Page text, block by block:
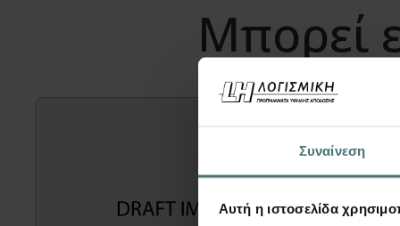
Συναίνεση
Αυτή η ιστοσελίδα
Μπορεί